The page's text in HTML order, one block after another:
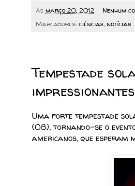
às março 20, 2012
Nenhum
Marcadores: ciências, notícias
Tempestade
Uma forte tempestade
(08), tornando-se o
americanos, que esperam